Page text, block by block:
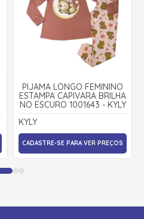
PIJAMA LONGO FEMININO
ESTAMPA CAPIVARA BRILHA
NO ESCURO 1001643 - KYLY
KYLY
CADASTRE-SE PARA VER PREÇOS